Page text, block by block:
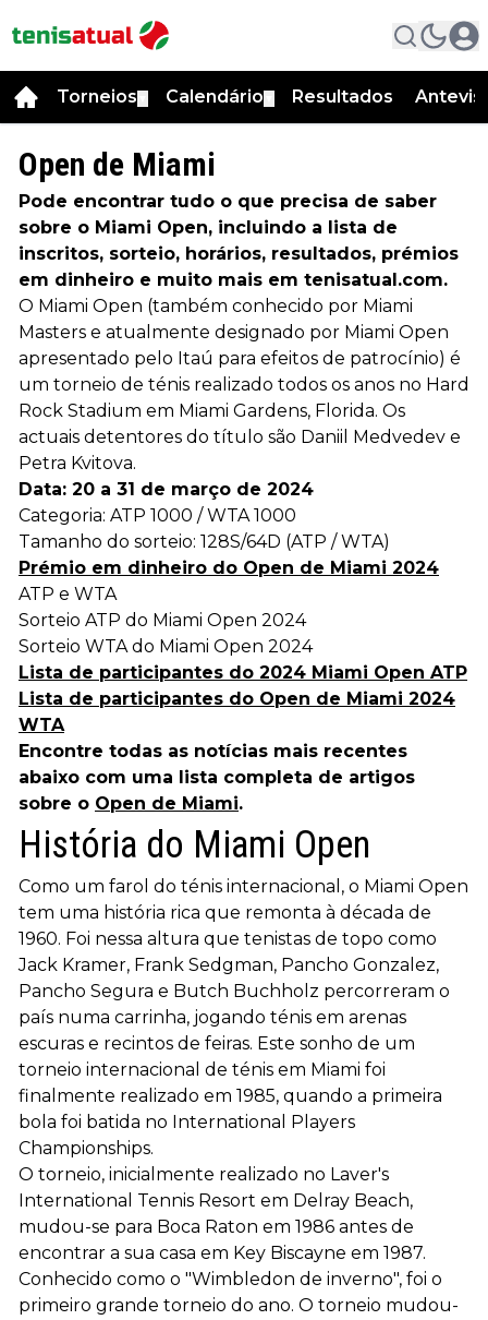
Torneios Calendário Resultados
Open de Miami
Pode encontrar tudo o que precisa de saber
sobre o Miami Open, incluindo a lista de
inscritos, sorteio, horários, resultados, prémios
em dinheiro e muito mais em tenisatual.com.
O Miami Open (também conhecido por Miami
Masters e atualmente designado por Miami Open
apresentado pelo Itaú para efeitos de patrocínio) é
um torneio de ténis realizado todos os anos no Hard
Rock Stadium em Miami Gardens, Florida. Os
actuais detentores do título são Daniil Medvedev e
Petra Kvitova.
Data: 20 a 31 de março de 2024
Categoria: ATP 1000 / WTA 1000
Tamanho do sorteio: 128S/64D (ATP / WTA)
Prémio em dinheiro do Open de Miami 2024
ATP e WTA
Sorteio ATP do Miami Open 2024
Sorteio WTA do Miami Open 2024
Lista de participantes do 2024 Miami Open ATP
Lista de participantes do Open de Miami 2024
WTA
Encontre todas as notícias mais recentes
abaixo com uma lista completa de artigos
sobre o Open de Miami.
História do Miami Open
Como um farol do ténis internacional, o Miami Open
tem uma história rica que remonta à década de
1960. Foi nessa altura que tenistas de topo como
Jack Kramer, Frank Sedgman, Pancho Gonzalez,
Pancho Segura e Butch Buchholz percorreram o
país numa carrinha, jogando ténis em arenas
escuras e recintos de feiras. Este sonho de um
torneio internacional de ténis em Miami foi
finalmente realizado em 1985, quando a primeira
bola foi batida no International Players
Championships.
O torneio, inicialmente realizado no Laver's
International Tennis Resort em Delray Beach,
mudou-se para Boca Raton em 1986 antes de
encontrar a sua casa em Key Biscayne em 1987.
Conhecido como o "Wimbledon de inverno", foi o
primeiro grande torneio do ano. O torneio mudou-